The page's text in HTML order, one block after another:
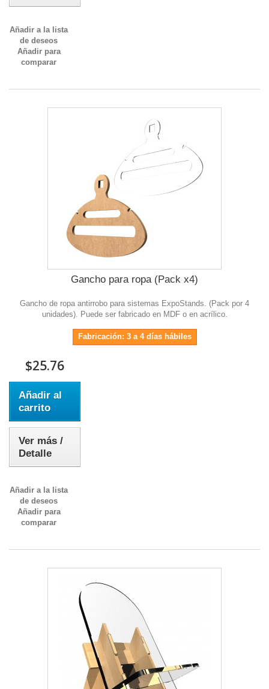
Añadir a la lista
de deseos
Añadir para
comparar
Gancho para ropa (Pack x4)
Gancho de ropa antirrobo para sistemas ExpoStands. (Pack por 4
unidades). Puede ser fabricado en MDF o en acrílico.
Fabricación: 3 a 4 días hábiles
$25.76
Añadir al
carrito
Ver más /
Detalle
Añadir a la lista
de deseos
Añadir para
comparar